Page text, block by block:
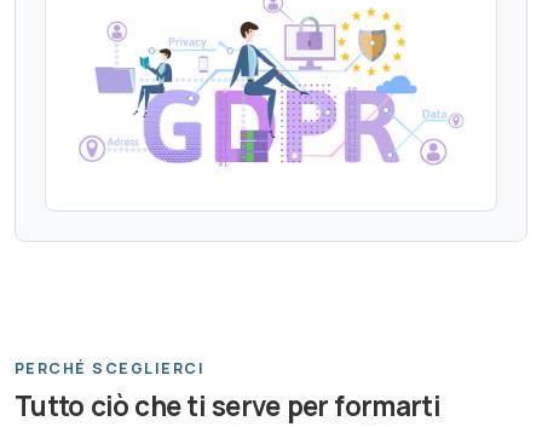
PERCHÉ SCEGLIERCI
Tutto ciò che ti serve per formarti